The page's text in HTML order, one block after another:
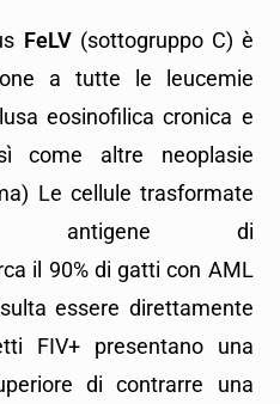
FeLV(sottogruppo C) è
a tutte le leucemie
eosinofilica cronica e
come altre neoplasie
Le cellule trasformate
antigene di
il 90% di gatti con AML
essere direttamente
FIV+ presentano una
di contrarre una